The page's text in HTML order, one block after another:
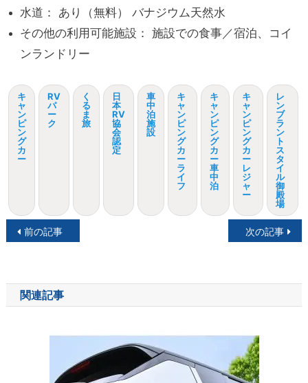
水道： あり（無料） バナジウム天然水
その他の利用可能施設： 施設での食事／宿泊、コイ
ンランドリー
キ
ャ
ン
ピ
ン
グ
カ
ー
RV
パ
ー
ク
く
る
ま
旅
日
本
RV
協
会
認
定
車
中
泊
施
設
キ
ャ
ン
ピ
ン
グ
カ
ー
ラ
イ
フ
キ
ャ
ン
ピ
ン
グ
カ
ー
車
中
泊
キ
ャ
ン
ピ
ン
グ
カ
ー
レ
ジ
ャ
ー
レ
ン
ブ
ラ
ン
ト
ス
タ
イ
ル
御
殿
場
投
ナ
ビ
前の記事 次の記事
関連記事